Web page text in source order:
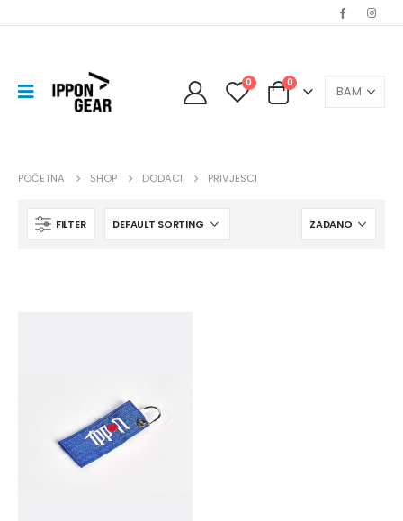
0 0
POČETNA SHOP DODACI PRIVJESCI
FILTER